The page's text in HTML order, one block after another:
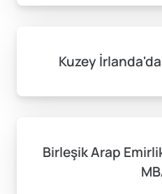
Kuzey
Birleşik Arap